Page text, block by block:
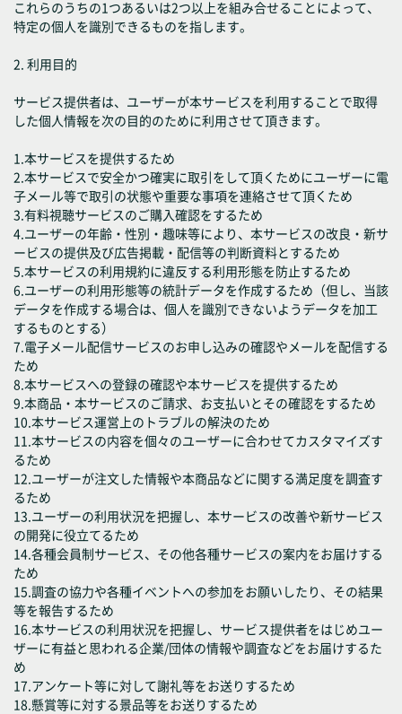
これらのうちの1つあるいは2つ以上を組み合せることによって、
特定の個人を識別できるものを指します。
2. 利用目的
サービス提供者は、ユーザーが本サービスを利用することで取得
した個人情報を次の目的のために利用させて頂きます。
1.本サービスを提供するため
2.本サービスで安全かつ確実に取引をして頂くためにユーザーに電
子メール等で取引の状態や重要な事項を連絡させて頂くため
3.有料視聴サービスのご購入確認をするため
4.ユーザーの年齢・性別・趣味等により、本サービスの改良・新サ
ービスの提供及び広告掲載・配信等の判断資料とするため
5.本サービスの利用規約に違反する利用形態を防止するため
6.ユーザーの利用形態等の統計データを作成するため（但し、当該
データを作成する場合は、個人を識別できないようデータを加工
するものとする）
7.電子メール配信サービスのお申し込みの確認やメールを配信する
ため
8.本サービスへの登録の確認や本サービスを提供するため
9.本商品・本サービスのご請求、お支払いとその確認をするため
10.本サービス運営上のトラブルの解決のため
11.本サービスの内容を個々のユーザーに合わせてカスタマイズす
るため
12.ユーザーが注文した情報や本商品などに関する満足度を調査す
るため
13.ユーザーの利用状況を把握し、本サービスの改善や新サービス
の開発に役立てるため
14.各種会員制サービス、その他各種サービスの案内をお届けする
ため
15.調査の協力や各種イベントへの参加をお願いしたり、その結果
等を報告するため
16.本サービスの利用状況を把握し、サービス提供者をはじめユー
ザーに有益と思われる企業/団体の情報や調査などをお届けするた
め
17.アンケート等に対して謝礼等をお送りするため
18.懸賞等に対する景品等をお送りするため